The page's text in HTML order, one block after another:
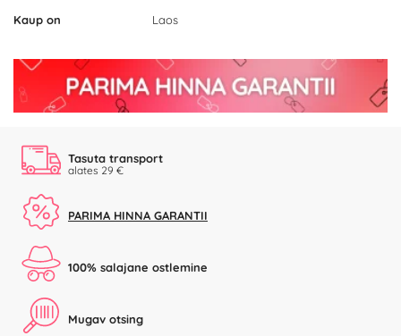
Kaup on Laos
Tasuta transport
alates 29 €
PARIMA HINNA GARANTII
100% salajane ostlemine
Mugav otsing